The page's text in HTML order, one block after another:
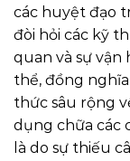
các huyệt đạo
đòi hỏi các kỹ
quan và sự vận
thể, đồng nghĩa
thức sâu rộng
dụng chữa các
là do sự thiếu